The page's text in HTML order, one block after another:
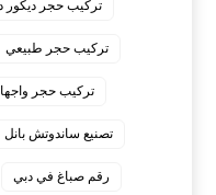
تركيب حجر ديكور
تركيب حجر طبيعي
تركيب حجر
تصنيع ساندوتش بانل
رقم صباغ في دبي